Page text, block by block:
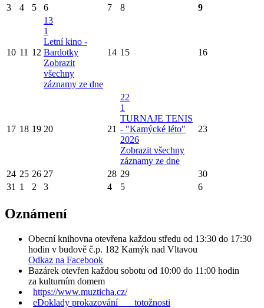
3
4 5 6 7 8 9
10 11 12
13
1
Letní kino -
Bardotky
Zobrazit
všechny
záznamy ze dne
14 15 16
17 18 19 20 21
22
1
TURNAJE TENIS
- "Kamýcké léto"
2026
Zobrazit všechny
záznamy ze dne
23
24 25 26 27 28 29
30
31 1 2 3 4 5 6
Oznámení
Obecní knihovna otevřena každou středu od 13:30 do 17:30
hodin v budově č.p. 182 Kamýk nad Vltavou
Odkaz na Facebook
Bazárek otevřen každou sobotu od 10:00 do 11:00 hodin
za kulturním domem
https://www.muzticha.cz/
eDoklady prokazování totožnosti